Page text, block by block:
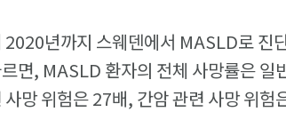
년까지 스웨덴에서 MASLD로 진
면, MASLD 환자의 전체 사망률은 일
사망 위험은 27배, 간암 관련 사망 위험